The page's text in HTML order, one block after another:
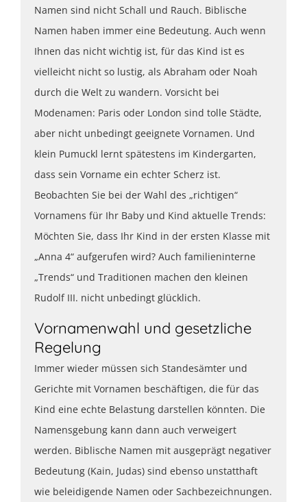
Namen sind nicht Schall und Rauch. Biblische
Namen haben immer eine Bedeutung. Auch wenn
Ihnen das nicht wichtig ist, für das Kind ist es
vielleicht nicht so lustig, als Abraham oder Noah
durch die Welt zu wandern. Vorsicht bei
Modenamen: Paris oder London sind tolle Städte,
aber nicht unbedingt geeignete Vornamen. Und
klein Pumuckl lernt spätestens im Kindergarten,
dass sein Vorname ein echter Scherz ist.
Beobachten Sie bei der Wahl des „richtigen“
Vornamens für Ihr Baby und Kind aktuelle Trends:
Möchten Sie, dass Ihr Kind in der ersten Klasse mit
„Anna 4“ aufgerufen wird? Auch familieninterne
„Trends“ und Traditionen machen den kleinen
Rudolf III. nicht unbedingt glücklich.
Vornamenwahl und gesetzliche
Regelung
Immer wieder müssen sich Standesämter und
Gerichte mit Vornamen beschäftigen, die für das
Kind eine echte Belastung darstellen könnten. Die
Namensgebung kann dann auch verweigert
werden. Biblische Namen mit ausgeprägt negativer
Bedeutung (Kain, Judas) sind ebenso unstatthaft
wie beleidigende Namen oder Sachbezeichnungen.